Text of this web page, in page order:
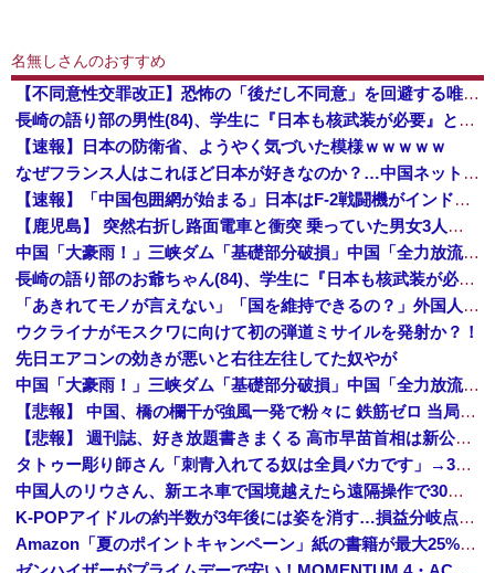
名無しさんのおすすめ
【不同意性交罪改正】恐怖の「後だし不同意」を回避する唯一の方法がコチラ → ｗｗｗｗｗｗｗｗｗｗｗｗｗｗｗｗ
長崎の語り部の男性(84)、学生に『日本も核武装が必要』と言われびっくり [8/9]
【速報】日本の防衛省、ようやく気づいた模様ｗｗｗｗｗ
なぜフランス人はこれほど日本が好きなのか？…中国ネット「中国と北朝鮮を除いて日本が好き」！
【速報】「中国包囲網が始まる」日本はF-2戦闘機がインド初派遣
【鹿児島】 突然右折し路面電車と衝突 乗っていた男女3人は車を放置しダッシュで逃走中
中国「大豪雨！」三峡ダム「基礎部分破損」中国「全力放流！」台風13号「中国上陸予測」台風15号「中国接近（画像」中国「台風同時上陸！（穀物生産が壊滅危機」→
長崎の語り部のお爺ちゃん(84)、学生に『日本も核武装が必要』と言われびっくり
「あきれてモノが言えない」「国を維持できるの？」外国人の永住許可要件の厳格化で在日中国人の本音は？
ウクライナがモスクワに向けて初の弾道ミサイルを発射か？！
先日エアコンの効きが悪いと右往左往してた奴やが
中国「大豪雨！」三峡ダム「基礎部分破損」中国「全力放流！」台風13号「中国上陸予測」台風15号「中国接近（画像」中国「台風同時上陸！（穀物生産が壊滅危機」→
【悲報】 中国、橋の欄干が強風一発で粉々に 鉄筋ゼロ 当局「接着剤でくっつけただけ」「正常で、品質問題はない」
【悲報】 週刊誌、好き放題書きまくる 高市早苗首相は新公用車の贅を尽くした後部座席でたばこを吸うのが至福の時間「どんどん延びる乗車時間」
タトゥー彫り師さん「刺青入れてる奴は全員バカです」→30万再生ｗｗｗｗｗｗ
中国人のリウさん、新エネ車で国境越えたら遠隔操作で30時間ロックされる！
K-POPアイドルの約半数が3年後には姿を消す…損益分岐点突破は4％未満
Amazon「夏のポイントキャンペーン」紙の書籍が最大25%ポイント還元 対象と条件を整理（2026年7月）